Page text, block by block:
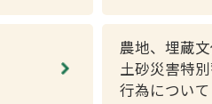
農地、埋蔵
土砂災害特
行為について